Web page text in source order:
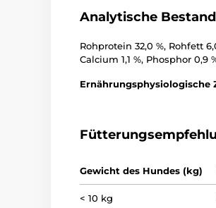
Analytische
Rohprotein 32,0 %, Rohfett
Calcium 1,1 %, Phosphor 0,9
Ernährungsphysiologische
Gewicht des Hundes (kg)
< 10 kg